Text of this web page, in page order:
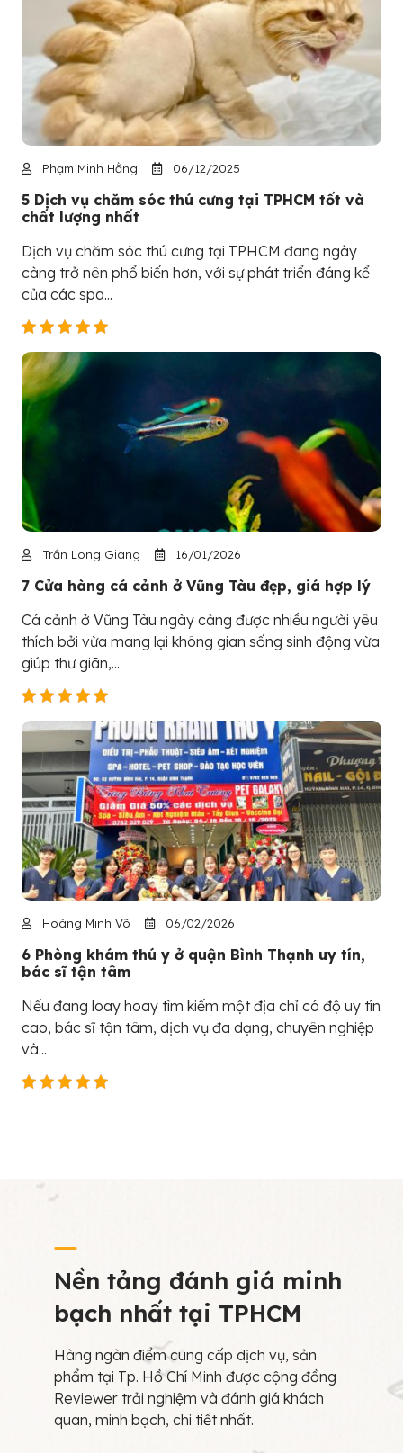
Phạm Minh Hằng 06/12/2025
5 Dịch vụ chăm sóc thú cưng tại TPHCM tốt và
chất lượng nhất
Dịch vụ chăm sóc thú cưng tại TPHCM đang ngày
càng trở nên phổ biến hơn, với sự phát triển đáng kể
của các spa...
Trần Long Giang 16/01/2026
7 Cửa hàng cá cảnh ở Vũng Tàu đẹp, giá hợp lý
Cá cảnh ở Vũng Tàu ngày càng được nhiều người yêu
thích bởi vừa mang lại không gian sống sinh động vừa
giúp thư giãn,...
Hoàng Minh Võ 06/02/2026
6 Phòng khám thú y ở quận Bình Thạnh uy tín,
bác sĩ tận tâm
Nếu đang loay hoay tìm kiếm một địa chỉ có độ uy tín
cao, bác sĩ tận tâm, dịch vụ đa dạng, chuyên nghiệp
và...
Nền tảng đánh giá minh
bạch nhất tại TPHCM
Hàng ngàn điểm cung cấp dịch vụ, sản
phẩm tại Tp. Hồ Chí Minh được cộng đồng
Reviewer trải nghiệm và đánh giá khách
quan, minh bạch, chi tiết nhất.